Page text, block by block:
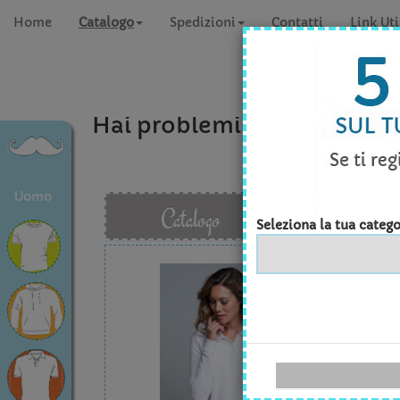
Home Catalogo Spedizioni Contatti Link
Uomo
Hai problemi a
Catalogo
JHK
Seleziona la tua